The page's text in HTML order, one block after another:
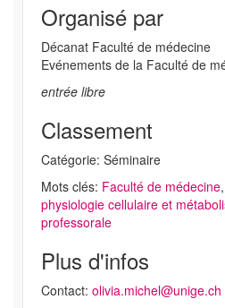
Organisé par
Décanat Faculté de médecine
Evénements de la Faculté de
entrée libre
Classement
Catégorie: Séminaire
Mots clés: Faculté de médecine,
physiologie cellulaire et
professorale
Plus d'infos
Contact: olivia.michel@unige.ch